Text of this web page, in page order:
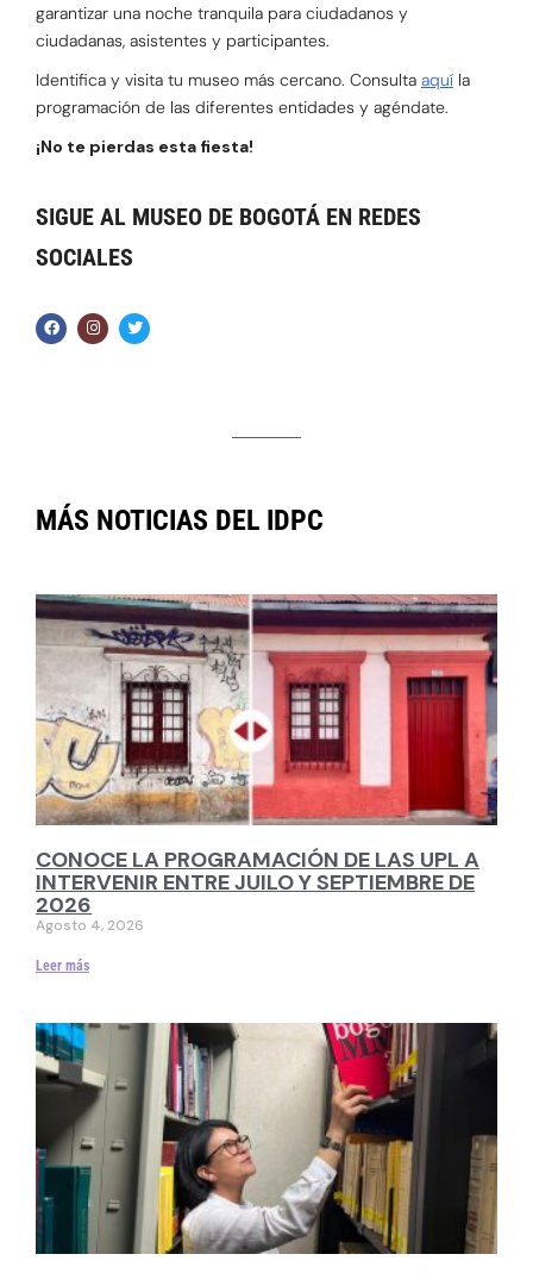
garantizar una noche tranquila para ciudadanos y
ciudadanas, asistentes y participantes.
Identifica y visita tu museo más cercano. Consulta aquí la
programación de las diferentes entidades y agéndate.
¡No te pierdas esta fiesta!
SIGUE AL MUSEO DE BOGOTÁ EN REDES
SOCIALES
MÁS NOTICIAS DEL IDPC
CONOCE LA PROGRAMACIÓN DE LAS UPL A
INTERVENIR ENTRE JUILO Y SEPTIEMBRE DE
2026
Agosto 4, 2026
Leer más